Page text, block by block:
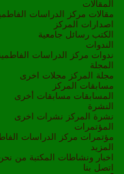
المقالات
مقالات مركز الدراسات
اصدارات المركز
الكتب رسائل جامعية
الندوات
ندوات مركز الدراسات
المجلة
مجلة المركز مجلات اخرى
مسابقات المركز
المسابقات مسابقات أخرى
النشرة
نشرة المركز نشرات اخرى
المؤتمرات
مؤتمرات مركز الدراسات
المزيد
اخبار ونشاطات
المكتبة من
اتصل بنا